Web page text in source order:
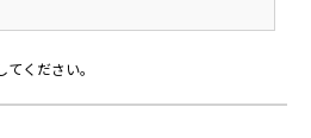
ください。